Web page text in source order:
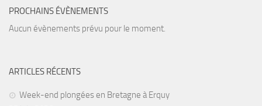
Environnement et Biologie Sub
PROCHAINS ÉVÈNEMENTS
Aucun évènements prévu pour le moment.
ARTICLES RÉCENTS
Week-end plongées en Bretagne à Erquy